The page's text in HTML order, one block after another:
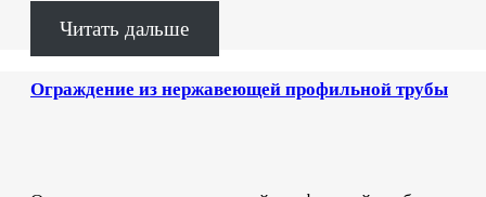
Читать дальше
Ограждение из нержавеющей профильной трубы